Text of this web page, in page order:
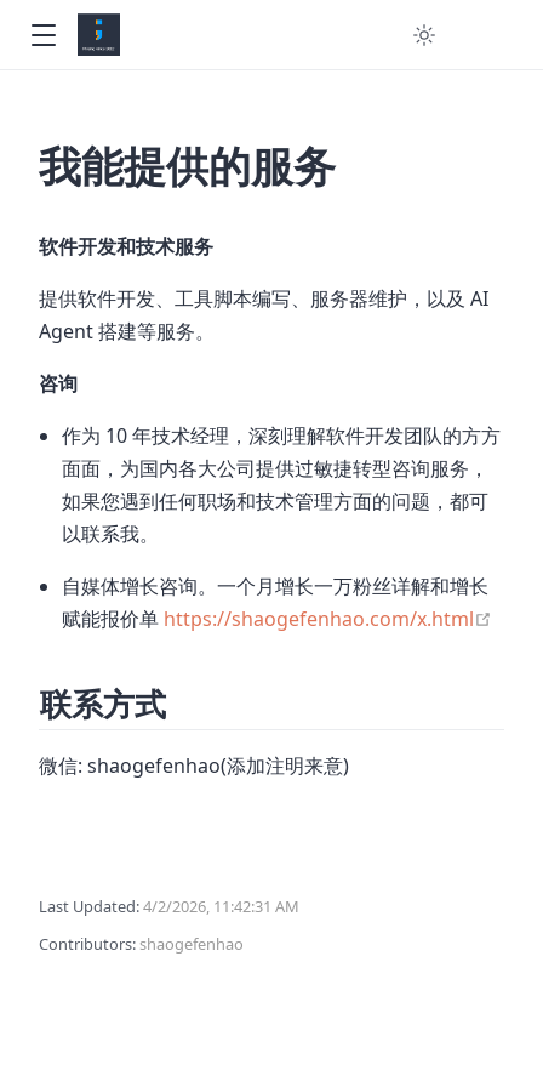
我能提供的服务
软件开发和技术服务
提供软件开发、工具脚本编写、服务器维护，以及 AI
Agent 搭建等服务。
咨询
作为 10 年技术经理，深刻理解软件开发团队的方方
面面，为国内各大公司提供过敏捷转型咨询服务，
如果您遇到任何职场和技术管理方面的问题，都可
以联系我。
自媒体增长咨询。一个月增长一万粉丝详解和增长
赋能报价单 https://shaogefenhao.com/x.html
联系方式
微信: shaogefenhao(添加注明来意)
Last Updated:4/2/2026, 11:42:31 AM
Contributors:shaogefenhao